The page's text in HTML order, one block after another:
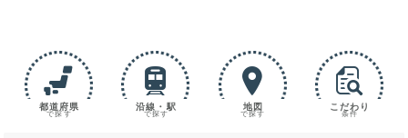
都道府県
で探す
沿線・駅
で探す
地図
で探す
こだわり
条件